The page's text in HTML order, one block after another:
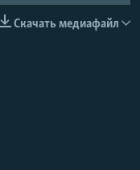
Скачать медиафайл